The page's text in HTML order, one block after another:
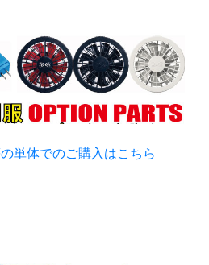
単体でのご購入はこちら